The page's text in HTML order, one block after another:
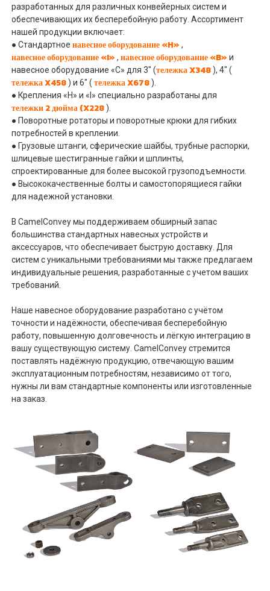
разработанных для различных конвейерных систем и
обеспечивающих их бесперебойную работу. Ассортимент
нашей продукции включает:
● Стандартноенавесное оборудование «H» ,
навесное оборудование «I» ,навесное оборудование «B» и
навесное оборудование «C» для 3" (тележка X348 ), 4" (
тележка X458 ) и 6" (тележка X678 ).
● Крепления «H» и «I» специально разработаны для
тележки 2 дюйма (X228 ).
● Поворотные ротаторы и поворотные крюки для гибких
потребностей в креплении.
● Грузовые штанги, сферические шайбы, трубные распорки,
шлицевые шестигранные гайки и шплинты,
спроектированные для более высокой грузоподъемности.
● Высококачественные болты и самостопорящиеся гайки
для надежной установки.
В CamelConvey мы поддерживаем обширный запас
большинства стандартных навесных устройств и
аксессуаров, что обеспечивает быструю доставку. Для
систем с уникальными требованиями мы также предлагаем
индивидуальные решения, разработанные с учетом ваших
требований.
Наше навесное оборудование разработано с учётом
точности и надёжности, обеспечивая бесперебойную
работу, повышенную долговечность и лёгкую интеграцию в
вашу существующую систему. CamelConvey стремится
поставлять надёжную продукцию, отвечающую вашим
эксплуатационным потребностям, независимо от того,
нужны ли вам стандартные компоненты или изготовленные
на заказ.